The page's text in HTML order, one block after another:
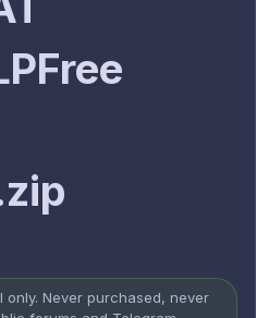
only. Never purchased, never